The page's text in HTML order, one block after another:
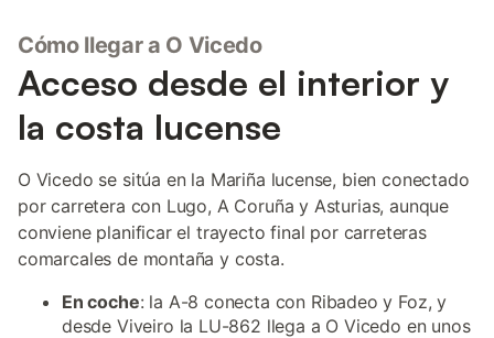
Cómo llegar a O Vicedo
Acceso desde el interior y
la costa lucense
O Vicedo se sitúa en la Mariña lucense, bien conectado
por carretera con Lugo, A Coruña y Asturias, aunque
conviene planificar el trayecto final por carreteras
comarcales de montaña y costa.
En coche: la A-8 conecta con Ribadeo y Foz, y
desde Viveiro la LU-862 llega a O Vicedo en unos